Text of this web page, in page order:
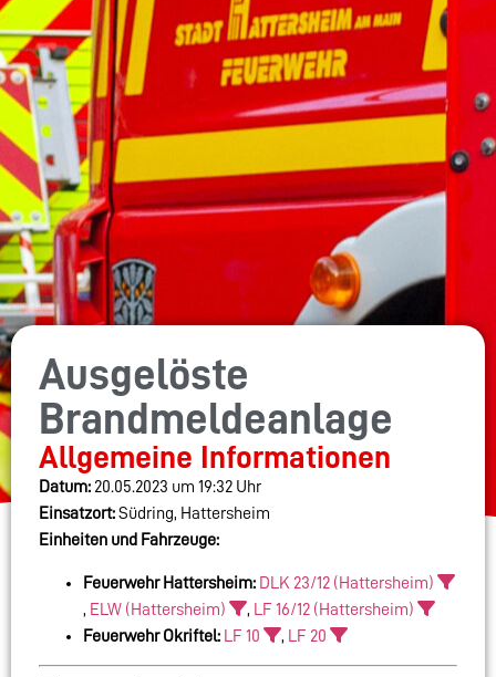
Ausgelöste
Brandmeldeanlage
Allgemeine Informationen
Datum: 20.05.2023 um 19:32 Uhr
Einsatzort:Südring, Hattersheim
Einheiten und Fahrzeuge:
Feuerwehr Hattersheim: DLK 23/12 (Hattersheim)
, ELW (Hattersheim) ,
LF 16/12 (Hattersheim)
Feuerwehr Okriftel:
LF 10 , LF 20